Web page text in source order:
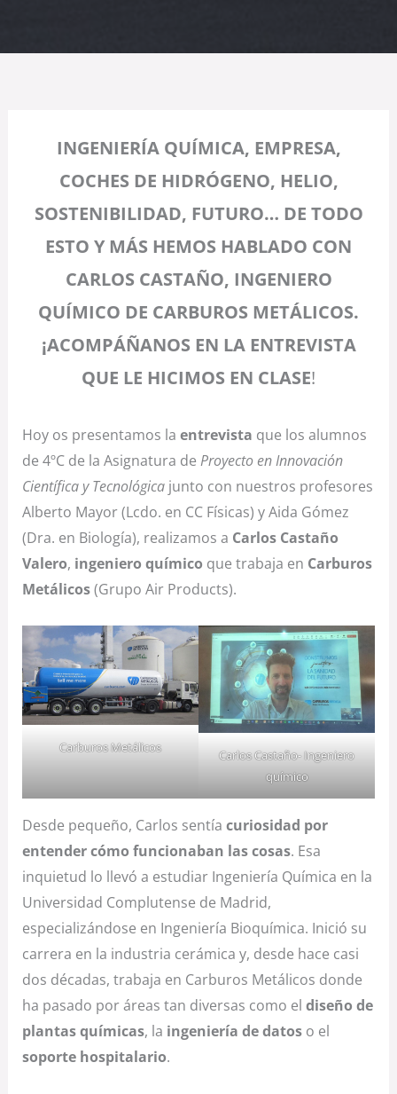
INGENIERÍA QUÍMICA, EMPRESA,
COCHES DE HIDRÓGENO, HELIO,
SOSTENIBILIDAD, FUTURO… DE TODO
ESTO Y MÁS HEMOS HABLADO CON
CARLOS CASTAÑO, INGENIERO
QUÍMICO DE CARBUROS METÁLICOS.
¡ACOMPÁÑANOS EN LA ENTREVISTA
QUE LE HICIMOS EN CLASE!
Hoy os presentamos la entrevista que los alumnos
de 4ºC de la Asignatura de Proyecto en Innovación
Científica y Tecnológicajunto con nuestros profesores
Alberto Mayor (Lcdo. en CC Físicas) y Aida Gómez
(Dra. en Biología), realizamos a Carlos Castaño
Valero, ingeniero químico que trabaja en Carburos
Metálicos(Grupo Air Products).
Carburos Metálicos
Carlos Castaño- Ingeniero
químico
Desde pequeño, Carlos sentía curiosidad por
entender cómo funcionaban las cosas. Esa
inquietud lo llevó a estudiar Ingeniería Química en la
Universidad Complutense de Madrid,
especializándose en Ingeniería Bioquímica. Inició su
carrera en la industria cerámica y, desde hace casi
dos décadas, trabaja en Carburos Metálicos donde
ha pasado por áreas tan diversas como el diseño de
plantas químicas, la ingeniería de datoso el
soporte hospitalario.